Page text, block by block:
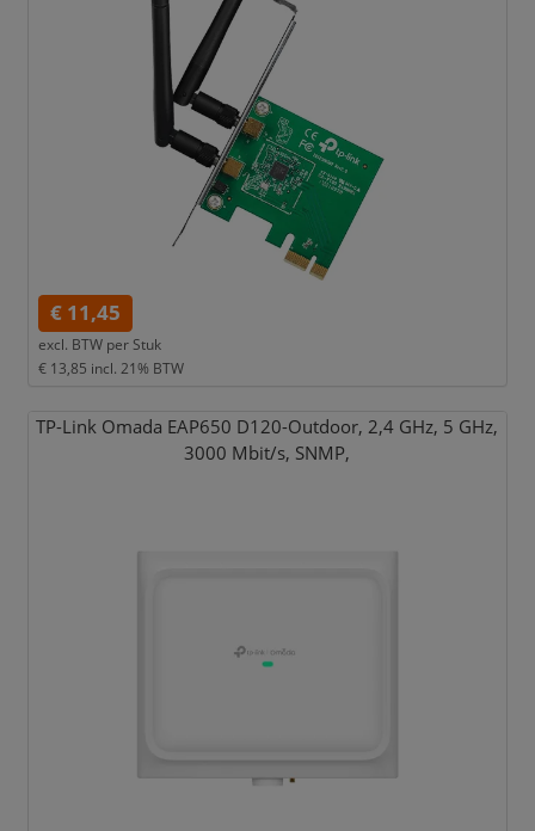
€ 11,45
excl. BTW per Stuk
€ 13,85 incl. 21% BTW
TP-Link Omada EAP650 D120-Outdoor, 2,4 GHz, 5 GHz,
3000 Mbit/s, SNMP,